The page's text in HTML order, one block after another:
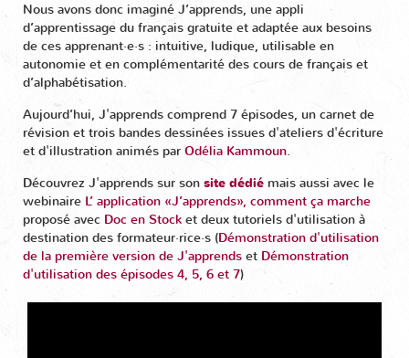
Nous avons donc imaginé J’apprends, une appli
d’apprentissage du français gratuite et adaptée aux besoins
de ces apprenant·e·s : intuitive, ludique, utilisable en
autonomie et en complémentarité des cours de français et
d’alphabétisation.
Aujourd’hui, J'apprends comprend 7 épisodes, un carnet de
révision et trois bandes dessinées issues d'ateliers d'écriture
et d'illustration animés par Odélia Kammoun.
Découvrez J'apprends sur son site dédié mais aussi avec le
webinaire L’ application «J’apprends», comment ça marche
proposé avec Doc en Stock et deux tutoriels d'utilisation à
destination des formateur·rice·s (Démonstration d'utilisation
de la première version de J'apprends et Démonstration
d'utilisation des épisodes 4, 5, 6 et 7)